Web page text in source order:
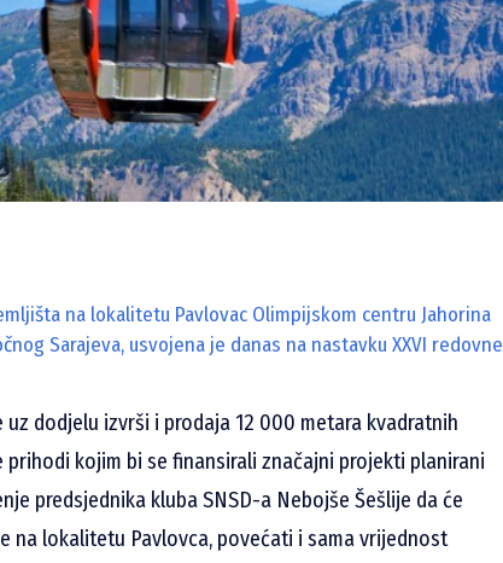
na lokalitetu Pavlovac Olimpijskom centru Jahorina
Sarajeva, usvojena je danas na nastavku XXVI redovne
dodjelu izvrši i prodaja 12 000 metara kvadratnih
kojim bi se finansirali značajni projekti planirani
predsjednika kluba SNSD-a Nebojše Šešlije da će
na lokalitetu Pavlovca, povećati i sama vrijednost